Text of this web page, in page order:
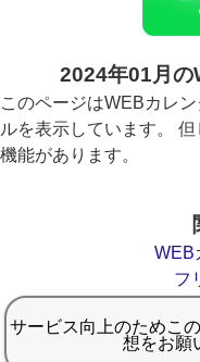
2024年01月の
このページはWEBカレ
ルを表示しています。
機能があります。
WEB
フ